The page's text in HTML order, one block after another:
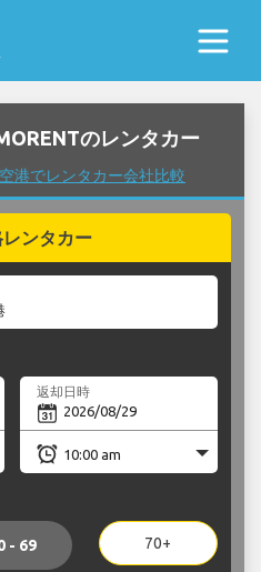
のレンタカー
港でレンタカー会社比較
ンタカー
返却日時
- 69 70+